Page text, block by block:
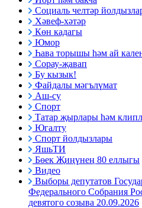
Социаль челтәр
Хәвеф-хәтәр
Көн кадагы
Юмор
Һава торышы һәм ай
Сорау-җавап
Бу кызык!
Файдалы мәгълүмат
Аш-су
Спорт
Татар җырлары һәм
Югалту
Спорт йолдызлары
ЯшьТИ
Бөек Җиңүнең 80 еллыгы
Видео
Выборы депутатов
Федерального Собрания
девятого созыва 20.09.2026